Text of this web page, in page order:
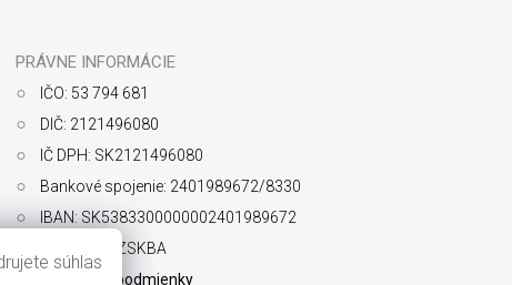
súhlas
PRÁVNE INFORMÁCIE
IČO: 53 794 681
DIČ: 2121496080
IČ DPH: SK2121496080
Bankové spojenie: 2401989672/8330
IBAN: SK5383300000002401989672
SWIFT: FIOZSKBA
Obchodné podmienky